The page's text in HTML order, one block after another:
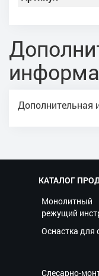
Дополнительная
КАТАЛОГ
Монолитный
режущий
Оснастка для
Слесарно-